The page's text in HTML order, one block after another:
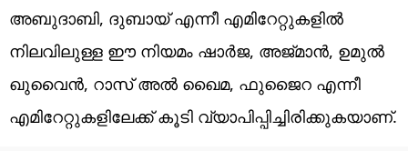
അബുദാബി, ദുബായ് എന്നീ എമിറേറ്റുകളിൽ
നിലവിലുള്ള ഈ നിയമം ഷാർജ, അജ്‌മാൻ, ഉമുൽ
ഖുവൈൻ, റാസ് അൽ ഖൈമ, ഫുജൈറ എന്നീ
എമിറേറ്റുകളിലേക്ക് കൂടി വ്യാപിപ്പിച്ചിരിക്കുകയാണ്.